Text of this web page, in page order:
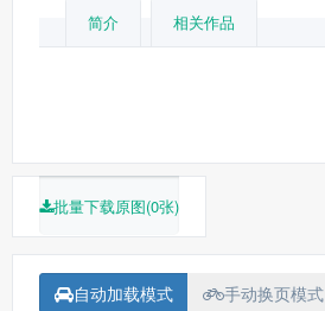
简介 相关作品
批量下载原图(0张)
自动加载模式 手动换页模式